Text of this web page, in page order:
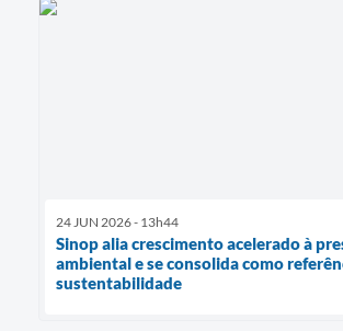
24 JUN 2026 - 13h44
Sinop alia crescimento acelerado à
ambiental e se consolida como
sustentabilidade